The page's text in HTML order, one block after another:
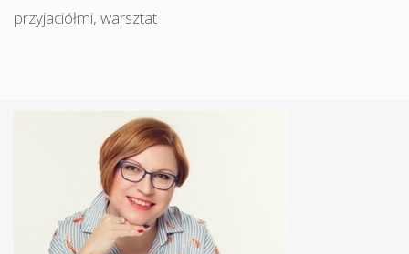
przyjaciółmi, warsztat